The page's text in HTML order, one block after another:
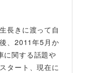
長きに渡って自
、2011年5月か
に関する話題や
タート、現在に